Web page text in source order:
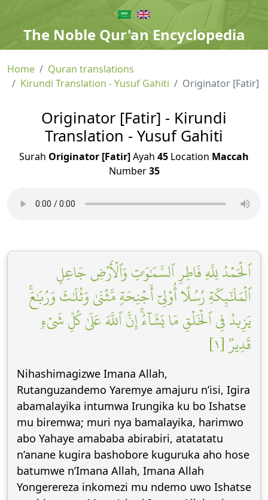
The Noble Qur'an Encyclopedia
Home
Quran translations
Kirundi Translation - Yusuf Gahiti
Originator [Fatir]
Originator [Fatir] - Kirundi
Translation - Yusuf Gahiti
Surah Originator [Fatir]Ayah 45 Location Maccah
Number35
ٱلۡحَمۡدُ لِلَّهِ فَاطِرِ ٱلسَّمَٰوَٰتِ وَٱلۡأَرۡضِ جَاعِلِ
ٱلۡمَلَٰٓئِكَةِ رُسُلًا أُوْلِيٓ أَجۡنِحَةٖ مَّثۡنَىٰ وَثُلَٰثَ وَرُبَٰعَۚ
يَزِيدُ فِي ٱلۡخَلۡقِ مَا يَشَآءُۚ إِنَّ ٱللَّهَ عَلَىٰ كُلِّ شَيۡءٖ
قَدِيرٞ [١]
Nihashimagizwe Imana Allah,
Rutanguzandemo Yaremye amajuru n’isi, Igira
abamalayika intumwa Irungika ku bo Ishatse
mu biremwa; muri nya bamalayika, harimwo
abo Yahaye amababa abirabiri, atatatatu
n’anane kugira bashobore kuguruka aho hose
batumwe n’Imana Allah, Imana Allah
Yongerereza inkomezi mu ndemo uwo Ishatse